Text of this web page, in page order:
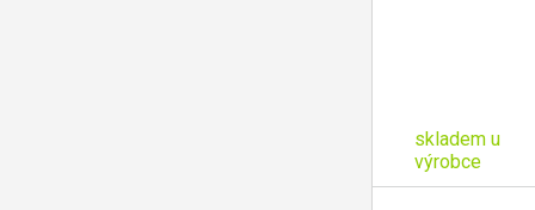
skladem u
výrobce